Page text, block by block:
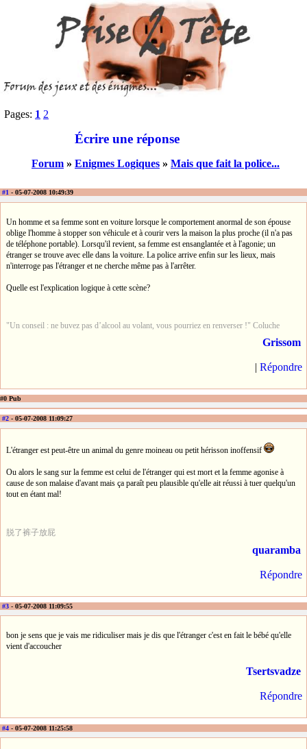
Pages: 1 2
Écrire une réponse
Forum » Enigmes Logiques » Mais que fait la police...
#1 - 05-07-2008 10:49:39
Un homme et sa femme sont en voiture lorsque le comportement anormal de son épouse
oblige l'homme à stopper son véhicule et à courir vers la maison la plus proche (il n'a pas
de téléphone portable). Lorsqu'il revient, sa femme est ensanglantée et à l'agonie; un
étranger se trouve avec elle dans la voiture. La police arrive enfin sur les lieux, mais
n'interroge pas l'étranger et ne cherche même pas à l'arrêter.
Quelle est l'explication logique à cette scène?
"Un conseil : ne buvez pas d’alcool au volant, vous pourriez en renverser !" Coluche
Grissom
| Répondre
#0 Pub
#2 - 05-07-2008 11:09:27
L'étranger est peut-être un animal du genre moineau ou petit hérisson inoffensif
Ou alors le sang sur la femme est celui de l'étranger qui est mort et la femme agonise à
cause de son malaise d'avant mais ça paraît peu plausible qu'elle ait réussi à tuer quelqu'un
tout en étant mal!
脱了裤子放屁
quaramba
Répondre
#3 - 05-07-2008 11:09:55
bon je sens que je vais me ridiculiser mais je dis que l'étranger c'est en fait le bébé qu'elle
vient d'accoucher
Tsertsvadze
Répondre
#4 - 05-07-2008 11:25:58